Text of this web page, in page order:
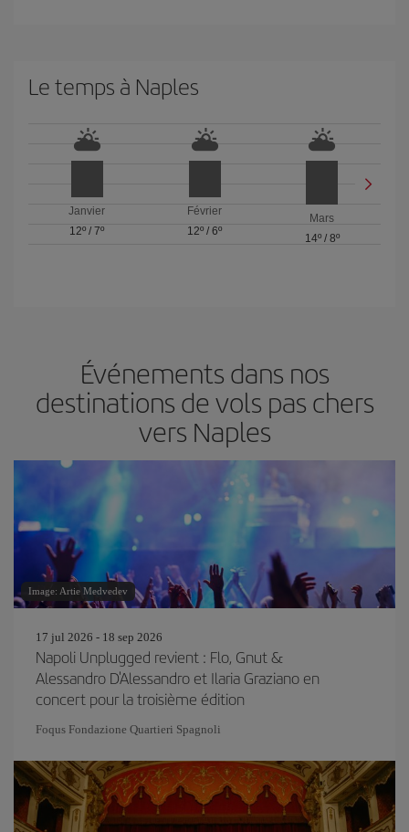
Le temps à Naples
Janvier
12º /7º
Février
12º / 6º
Mars
14º/ 8º
Événements dans nos
destinations de vols pas chers
vers Naples
Image: Artie Medvedev
17 jul 2026 - 18 sep 2026
Napoli Unplugged revient : Flo, Gnut &
Alessandro D'Alessandro et Ilaria Graziano en
concert pour la troisième édition
Foqus Fondazione Quartieri Spagnoli